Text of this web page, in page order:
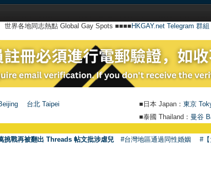
世界各地同志熱點 Global Gay Spots ■■■■ HKGAY.net Telegram 群組
台北 Taipei ■日本 Japan： 東京
■泰國 Thailand： 曼谷
挑戰再被翻出 Threads 帖文批涉虐兒 #台灣地區通過同性婚姻 #